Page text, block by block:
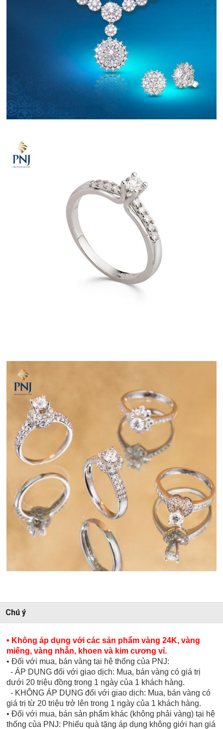
Chú ý
• Không áp dụng với các sản phẩm vàng 24K, vàng
miếng, vàng nhẫn, khoen và kim cương vỉ.
• Đối với mua, bán vàng tại hệ thống của PNJ:
- ÁP DỤNG đối với giao dịch: Mua, bán vàng có giá trị
dưới 20 triệu đồng trong 1 ngày của 1 khách hàng.
- KHÔNG ÁP DỤNG đối với giao dịch: Mua, bán vàng có
giá trị từ 20 triệu trở lên trong 1 ngày của 1 khách hàng.
• Đối với mua, bán sản phẩm khác (không phải vàng) tại hệ
thống của PNJ: Phiếu quà tặng áp dụng không giới hạn giá